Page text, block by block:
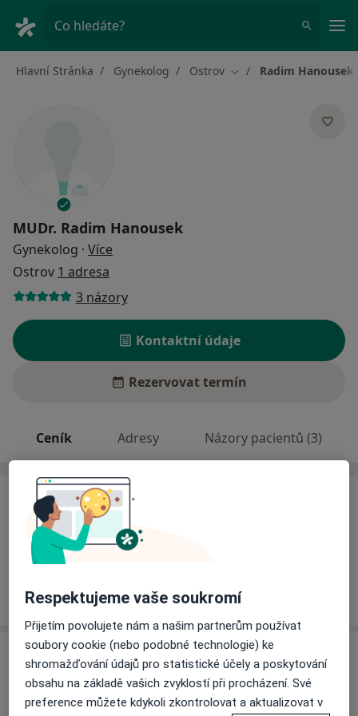
Co hledáte?
Hlavní Stránka Gynekolog Ostrov Změna města
Radim Hanousek
MUDr. Radim Hanousek
Gynekolog · Více
Ostrov 1 adresa
3 názory
Kontaktní údaje
Rezervovat termín
Ceník Adresy Názory pacientů (3)
Ceník
Informace o službách a cenách nejsou k dispozici
Tento specialista ještě nepřidával žádné informace o
Adresa
Nemos Plus s.r.o. Ostrov
U Nemocnice 1161, Ostrov, Ostrov363 01
Respektujeme vaše soukromí
Přijetím povolujete nám a našim partnerům používat
soubory cookie (nebo podobné technologie) ke
shromažďování údajů pro statistické účely a poskytování
obsahu na základě vašich zvyklostí při procházení. Své
preference můžete kdykoli zkontrolovat a aktualizovat v